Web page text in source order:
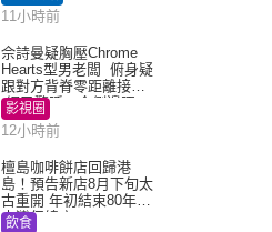
「40.5分獲錄取」不符事
實｜Juicy叮
11小時前
佘詩曼疑胸壓Chrome
Hearts型男老闆 俯身疑
跟對方背脊零距離接觸
網民驚呼：企側邊唔
得？
影視圈
12小時前
檀島咖啡餅店回歸港
島！預告新店8月下旬太
古重開 年初結束80年歷
史灣仔總店
飲食